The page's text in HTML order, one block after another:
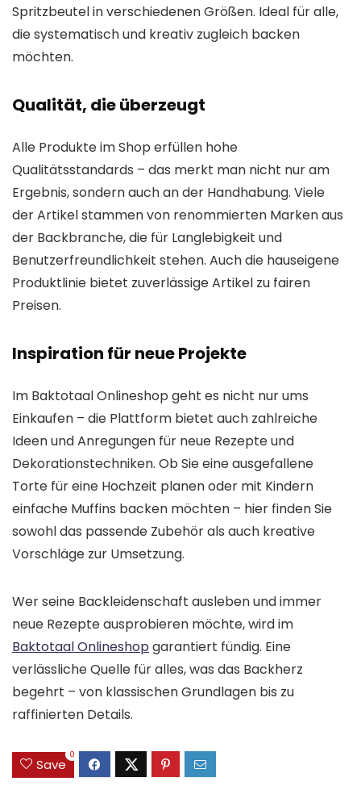
Spritzbeutel in verschiedenen Größen. Ideal für alle,
die systematisch und kreativ zugleich backen
möchten.
Qualität, die überzeugt
Alle Produkte im Shop erfüllen hohe
Qualitätsstandards – das merkt man nicht nur am
Ergebnis, sondern auch an der Handhabung. Viele
der Artikel stammen von renommierten Marken aus
der Backbranche, die für Langlebigkeit und
Benutzerfreundlichkeit stehen. Auch die hauseigene
Produktlinie bietet zuverlässige Artikel zu fairen
Preisen.
Inspiration für neue Projekte
Im Baktotaal Onlineshop geht es nicht nur ums
Einkaufen – die Plattform bietet auch zahlreiche
Ideen und Anregungen für neue Rezepte und
Dekorationstechniken. Ob Sie eine ausgefallene
Torte für eine Hochzeit planen oder mit Kindern
einfache Muffins backen möchten – hier finden Sie
sowohl das passende Zubehör als auch kreative
Vorschläge zur Umsetzung.
Wer seine Backleidenschaft ausleben und immer
neue Rezepte ausprobieren möchte, wird im
Baktotaal Onlineshopgarantiert fündig. Eine
verlässliche Quelle für alles, was das Backherz
begehrt – von klassischen Grundlagen bis zu
raffinierten Details.
Save
0